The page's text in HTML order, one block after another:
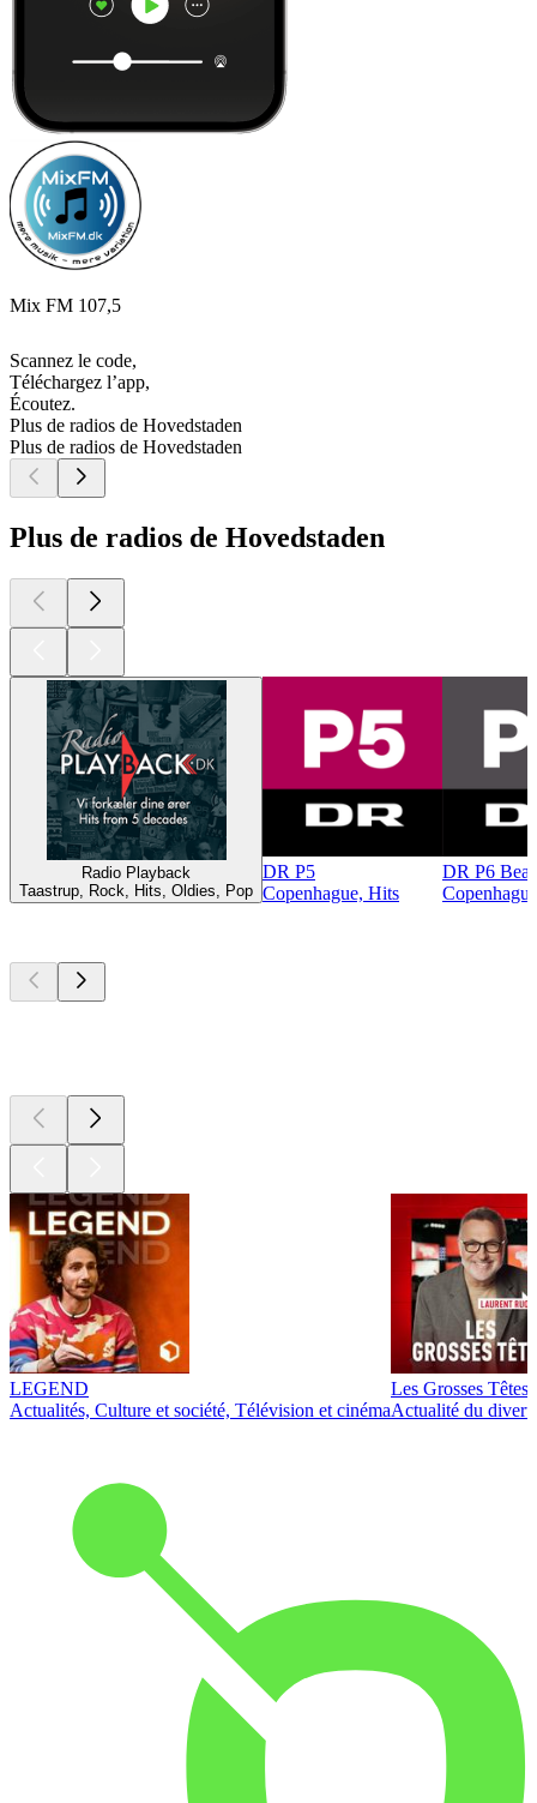
Mix FM 107,5
Scannez le code,
Téléchargez l’app,
Écoutez.
Plus de radios de Hovedstaden
Plus de radios de Hovedstaden
Plus de radios de Hovedstaden
Radio Playback
Taastrup, Rock, Hits, Oldies, Pop
DR P5
Copenhague, Hits
DR P6 Beat
LEGEND
Actualités, Culture et société, Télévision et cinéma
Les Grosses Têtes
Actualité du